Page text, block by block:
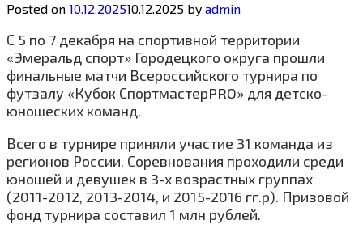
Posted on 10.12.202510.12.2025 by admin
С 5 по 7 декабря на спортивной территории
«Эмеральд спорт» Городецкого округа прошли
финальные матчи Всероссийского турнира по
футзалу «Кубок СпортмастерPRO» для детско-
юношеских команд.
Всего в турнире приняли участие 31 команда из
регионов России. Соревнования проходили среди
юношей и девушек в 3-х возрастных группах
(2011-2012, 2013-2014, и 2015-2016 гг.р). Призовой
фонд турнира составил 1 млн рублей.